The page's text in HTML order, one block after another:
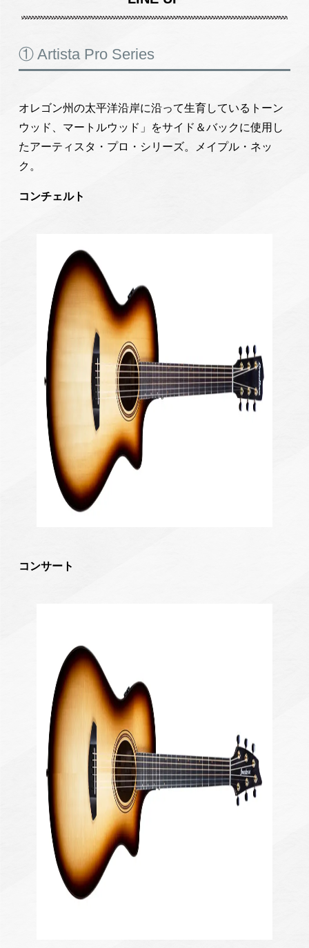
① Artista Pro Series
オレゴン州の太平洋沿岸に沿って生育しているトーン
ウッド、マートルウッド」をサイド＆バックに使用し
たアーティスタ・プロ・シリーズ。メイプル・ネッ
ク。
コンチェルト
コンサート